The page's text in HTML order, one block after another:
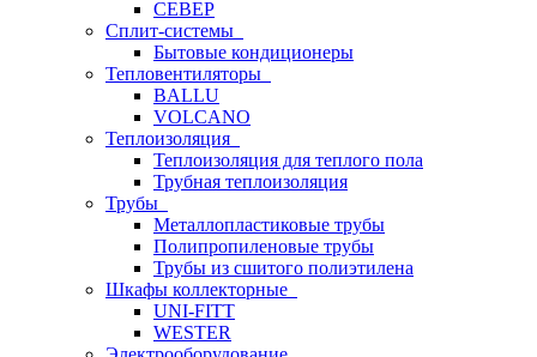
СЕВЕР
Сплит-системы
Бытовые кондиционеры
Тепловентиляторы
BALLU
VOLCANO
Теплоизоляция
Теплоизоляция для теплого пола
Трубная теплоизоляция
Трубы
Металлопластиковые трубы
Полипропиленовые трубы
Трубы из сшитого полиэтилена
Шкафы коллекторные
UNI-FITT
WESTER